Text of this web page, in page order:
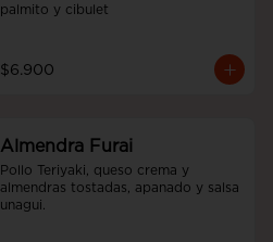
palmito y cibulet
$6.900
Almendra Furai
Pollo Teriyaki, queso crema y
almendras tostadas, apanado y salsa
unagui.